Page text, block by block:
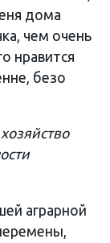
дома
чем очень
нравится
безо
аграрной